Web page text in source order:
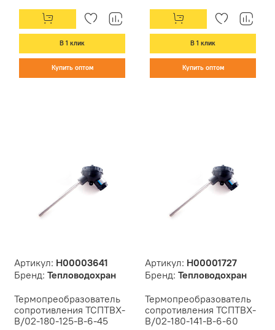
В 1 клик
Купить оптом
В 1 клик
Купить оптом
Артикул: Н00003641
Бренд: Тепловодохран
Термопреобразователь
сопротивления ТСПТВХ-
В/02-180-125-В-6-45
Артикул: Н00001727
Бренд: Тепловодохран
Термопреобразователь
сопротивления ТСПТВХ-
В/02-180-141-В-6-60